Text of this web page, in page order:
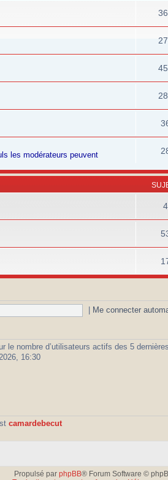
les modérateurs peuvent
Me connecter
nombre d’utilisateurs actifs des 5
16:30
camardebecut
Propulsé par phpBB® Forum Software ©